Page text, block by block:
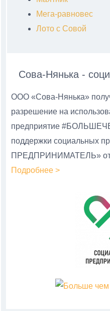
Мега-равновес
Лото с Совой
Сова-Нянька -
ООО «Сова-Нянька»
разрешение на
предприятие
поддержки социальных
ПРЕДПРИНИМАТЕЛЬ» от
Подробнее >